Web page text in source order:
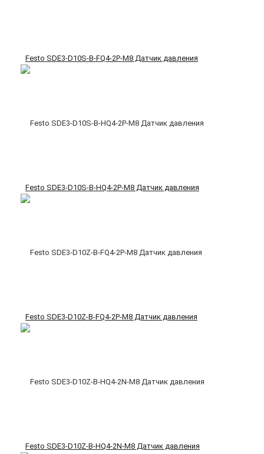
Festo SDE3-D10S-B-FQ4-2P-M8 Датчик давления
Festo SDE3-D10S-B-HQ4-2P-M8 Датчик давления
Festo SDE3-D10Z-B-FQ4-2P-M8 Датчик давления
Festo SDE3-D10Z-B-HQ4-2N-M8 Датчик давления